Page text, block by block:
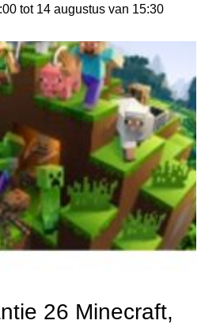
tot 14 augustus van 15:30
26 Minecraft,